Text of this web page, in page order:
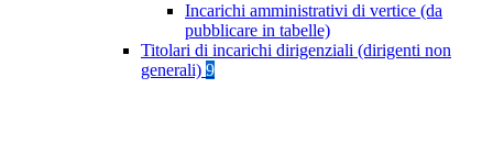
Incarichi amministrativi di vertice (da
pubblicare in tabelle)
Titolari di incarichi dirigenziali (dirigenti non
generali) 9